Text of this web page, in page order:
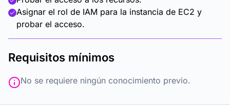
Asignar el rol de IAM para la instancia de EC2 y
probar el acceso.
Requisitos mínimos
No se requiere ningún conocimiento previo.